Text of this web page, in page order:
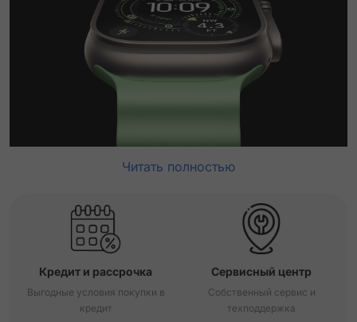
Читать полностью
Кредит и рассрочка
Выгодные условия покупки в
кредит
Сервисный центр
Собственный сервис и
техподдержка